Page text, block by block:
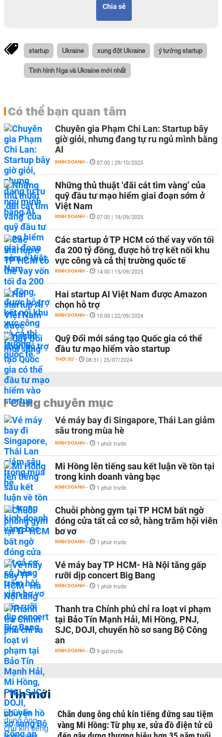
Chia sẻ
startup Ukraine xung đột Ukraine ý tưởng startup
Tình hình Nga và Ukraine mới nhất
Có thể bạn quan tâm
Chuyên gia Phạm Chi Lan: Startup bây
giờ giỏi, nhưng đang tự ru ngủ mình bằng
AI
KINH DOANH - 07:00 | 29/10/2025
Những thủ thuật ‘đãi cát tìm vàng’ của
quỹ đầu tư mạo hiểm giai đoạn sớm ở
Việt Nam
KINH DOANH - 07:00 | 18/09/2025
Các startup ở TP HCM có thể vay vốn tối
đa 200 tỷ đồng, được hỗ trợ kết nối khu
vực công và cả thị trường quốc tế
KINH DOANH - 14:00 | 15/09/2025
Hai startup AI Việt Nam được Amazon
chọn hỗ trợ
KINH DOANH - 10:00 | 22/09/2024
Quỹ Đổi mới sáng tạo Quốc gia có thể
đầu tư mạo hiểm vào startup
THỜI SỰ - 08:31 | 25/07/2024
Cùng chuyên mục
Vé máy bay đi Singapore, Thái Lan giảm
sâu trong mùa hè
KINH DOANH - 1 phút trước
Mi Hồng lên tiếng sau kết luận về tồn tại
trong kinh doanh vàng bạc
KINH DOANH - 1 phút trước
Chuỗi phòng gym tại TP HCM bất ngờ
đóng cửa tất cả cơ sở, hàng trăm hội viên
bơ vơ
KINH DOANH - 1 phút trước
Vé máy bay TP HCM- Hà Nội tăng gấp
rưỡi dịp concert Big Bang
KINH DOANH - 1 phút trước
Thanh tra Chính phủ chỉ ra loạt vi phạm
tại Bảo Tín Mạnh Hải, Mi Hồng, PNJ,
SJC, DOJI, chuyển hồ sơ sang Bộ Công
an
KINH DOANH - 9 giờ trước
Tin mới
Chân dung ông chủ kín tiếng đứng sau tiệm
vàng Mi Hồng: Từ phụ xe, sửa đồ điện tử cũ